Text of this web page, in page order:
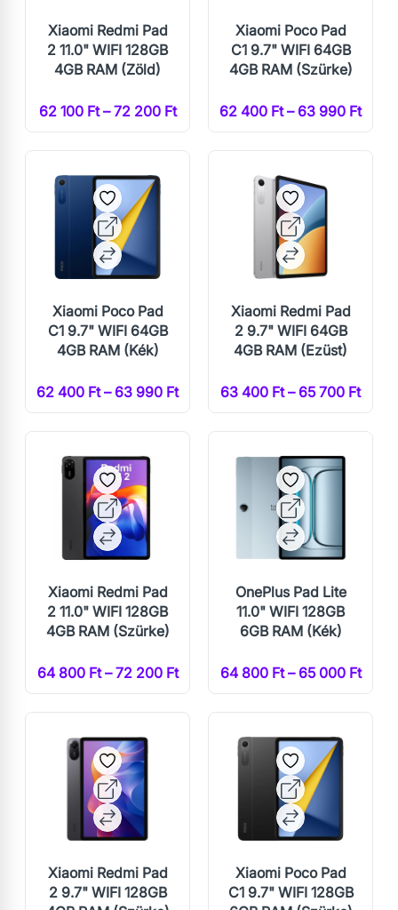
Xiaomi Redmi Pad
2 11.0" WIFI 128GB
4GB RAM (Zöld)
62 100 Ft – 72 200 Ft
Xiaomi Poco Pad
C1 9.7" WIFI 64GB
4GB RAM (Szürke)
62 400 Ft – 63 990 Ft
Xiaomi Poco Pad
C1 9.7" WIFI 64GB
4GB RAM (Kék)
62 400 Ft – 63 990 Ft
Xiaomi Redmi Pad
2 9.7" WIFI 64GB
4GB RAM (Ezüst)
63 400 Ft – 65 700 Ft
Xiaomi Redmi Pad
2 11.0" WIFI 128GB
4GB RAM (Szürke)
64 800 Ft – 72 200 Ft
OnePlus Pad Lite
11.0" WIFI 128GB
6GB RAM (Kék)
64 800 Ft – 65 000 Ft
Xiaomi Redmi Pad
2 9.7" WIFI 128GB
Xiaomi Poco Pad
C1 9.7" WIFI 128GB